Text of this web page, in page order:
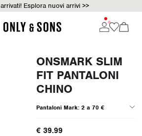
Esplora nuovi arrivi >>
ONSMARK SLIM
FIT PANTALONI
CHINO
Pantaloni Mark: 2 a 70 €
€ 39.99